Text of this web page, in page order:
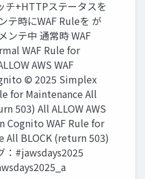
チ+HTTPステータスを
テ時にWAF Ruleを が
ンテ中 通常時 WAF
WAF Rule for
AWS WAF
© 2025 Simplex
for Maintenance All
503) All ALLOW AWS
Cognito WAF Rule for
All BLOCK (return 503)
：#jawsdays2025